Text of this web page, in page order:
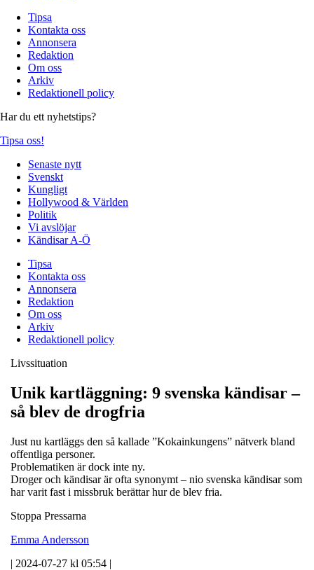
Tipsa
Kontakta oss
Annonsera
Redaktion
Om oss
Arkiv
Redaktionell policy
Har du ett nyhetstips?
Tipsa oss!
Senaste nytt
Svenskt
Kungligt
Hollywood & Världen
Politik
Vi avslöjar
Kändisar A-Ö
Tipsa
Kontakta oss
Annonsera
Redaktion
Om oss
Arkiv
Redaktionell policy
Livssituation
Unik kartläggning: 9 svenska kändisar –
så blev de drogfria
Just nu kartläggs den så kallade ”Kokainkungens” nätverk bland
offentliga personer.
Problematiken är dock inte ny.
Droger och kändisar är ofta synonymt – nio svenska kändisar som
har varit fast i missbruk berättar hur de blev fria.
Stoppa Pressarna
Emma Andersson
| 2024-07-27 kl 05:54 |